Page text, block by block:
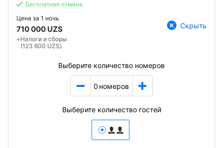
Бесплатная отмена
Цена за 1 ночь
710 000 UZS
+Налоги и сборы
(123 600 UZS)
Скрыть
Выберите количество номеров
0 номеров
Выберите количество гостей